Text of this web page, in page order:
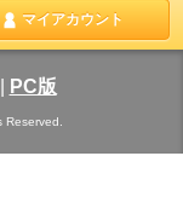
マイアカウント
PC版